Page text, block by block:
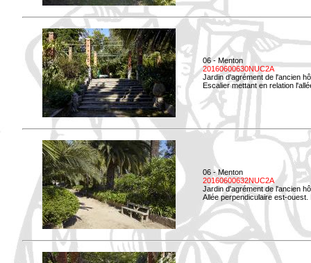
06 - Menton
20160600630NUC2A
Jardin d'agrément de l'ancien
Escalier mettant en relation
06 - Menton
20160600632NUC2A
Jardin d'agrément de l'ancien
Allée perpendiculaire est-ouest.